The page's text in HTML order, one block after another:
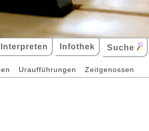
Interpreten Infothek Suche
Uraufführungen Zeitgenossen